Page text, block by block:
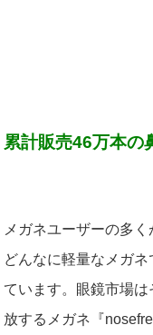
累計販売46万本の
メガネユーザーの多
どんなに軽量なメガ
ています。眼鏡市場
放するメガネ『